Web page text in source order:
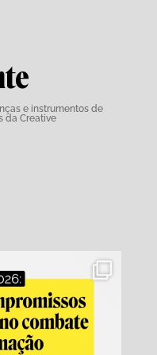
e instrumentos de
da Creative